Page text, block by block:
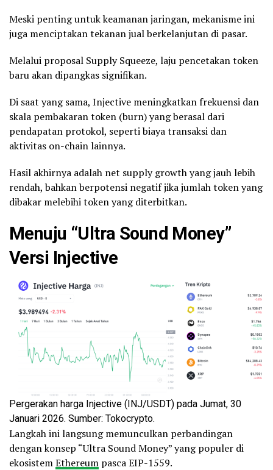
Meski penting untuk keamanan jaringan, mekanisme ini
juga menciptakan tekanan jual berkelanjutan di pasar.
Melalui proposal Supply Squeeze, laju pencetakan token
baru akan dipangkas signifikan.
Di saat yang sama, Injective meningkatkan frekuensi dan
skala pembakaran token (burn) yang berasal dari
pendapatan protokol, seperti biaya transaksi dan
aktivitas on-chain lainnya.
Hasil akhirnya adalah net supply growth yang jauh lebih
rendah, bahkan berpotensi negatif jika jumlah token yang
dibakar melebihi token yang diterbitkan.
Menuju “Ultra Sound Money”
Versi Injective
Pergerakan harga Injective (INJ/USDT) pada Jumat, 30
Januari 2026. Sumber: Tokocrypto.
Langkah ini langsung memunculkan perbandingan
dengan konsep “Ultra Sound Money” yang populer di
ekosistemEthereum pasca EIP-1559.